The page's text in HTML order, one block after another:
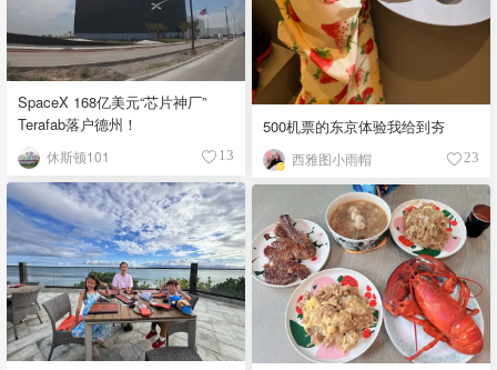
500机票的东京体验我给到夯
西雅图小雨帽 23
SpaceX 168亿美元“芯片神厂”
Terafab落户德州！
休斯顿101 13